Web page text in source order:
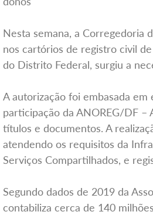
Nesta semana, a Corregedoria
nos cartórios de registro civil
do Distrito Federal, surgiu a
A autorização foi embasada
participação da ANOREG/DF –
títulos e documentos. A
atendendo os requisitos da
Serviços Compartilhados, e
Segundo dados de 2019 da
contabiliza cerca de 140